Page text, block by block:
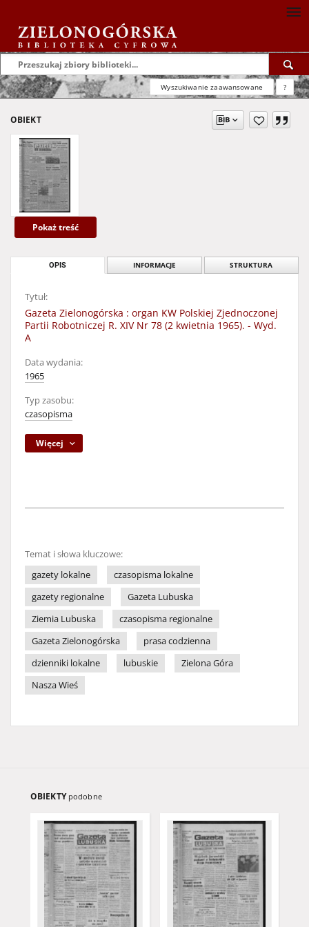
Wyszukiwanie zaawansowane ?
OBIEKT
Pokaż treść
OPIS INFORMACJE STRUKTURA
Tytuł:
Gazeta Zielonogórska : organ KW Polskiej Zjednoczonej
Partii Robotniczej R. XIV Nr 78 (2 kwietnia 1965). - Wyd.
A
Data wydania:
1965
Typ zasobu:
czasopisma
Więcej
Temat i słowa kluczowe:
gazety lokalne
czasopisma lokalne
gazety regionalne
Gazeta Lubuska
Ziemia Lubuska
czasopisma regionalne
Gazeta Zielonogórska
prasa codzienna
dzienniki lokalne
lubuskie
Zielona Góra
Nasza Wieś
OBIEKTY podobne